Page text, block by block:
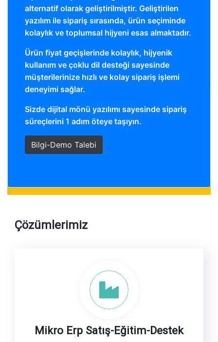
alternatif olarak geliştirilmiştir. Geliştirilen
yazılım ile sipariş sırasında, ürün seçiminde
kolaylık ve toplumsal hijyeni esas almaktadır.
Ürün fiyat geçişlerinde kolaylık, hijyenik
kullanım ve çoklu dil desteği sayesinde
müşterilerinize hızlı ve kolay sipariş işlemi
deneyimi sağlar.
Sizde dijital mönü yazılımı sayesinde sipariş
süreçlerini 1 adım öteye taşıyın.
Bilgi-Demo Talebi
Çözümlerimiz
Mikro Erp Satış-Eğitim-Destek